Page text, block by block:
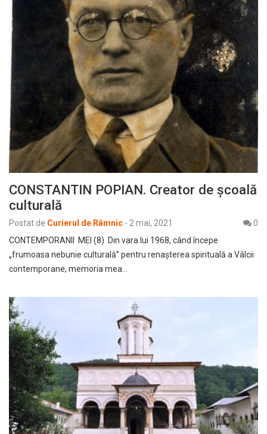
CONSTANTIN POPIAN. Creator de şcoală
culturală
Postat de Curierul de Râmnic - 2 mai, 2021
0
CONTEMPORANII MEI (8) Din vara lui 1968, când începe
„frumoasa nebunie culturală” pentru renaşterea spirituală a Vâlcii
contemporane, memoria mea…